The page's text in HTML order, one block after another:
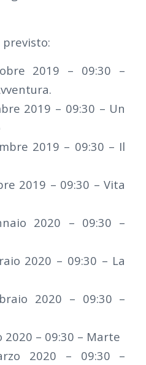
previsto:
2019 – 09:30 –
2019 – 09:30 – Un
2019 – 09:30 – Il
2019 – 09:30 – Vita
2020 – 09:30 –
2020 – 09:30 – La
2020 – 09:30 –
– 09:30 – Marte
2020 – 09:30 –